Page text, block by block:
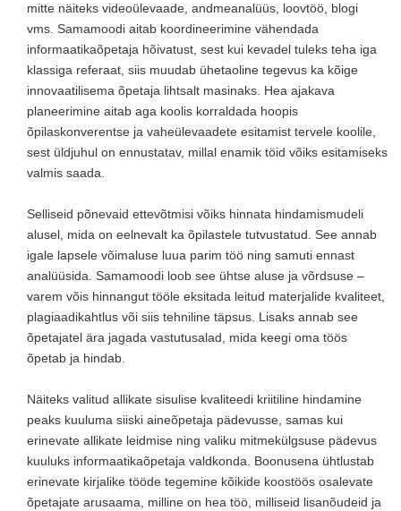
mitte näiteks videoülevaade, andmeanalüüs, loovtöö, blogi
vms. Samamoodi aitab koordineerimine vähendada
informaatikaõpetaja hõivatust, sest kui kevadel tuleks teha iga
klassiga referaat, siis muudab ühetaoline tegevus ka kõige
innovaatilisema õpetaja lihtsalt masinaks. Hea ajakava
planeerimine aitab aga koolis korraldada hoopis
õpilaskonverentse ja vaheülevaadete esitamist tervele koolile,
sest üldjuhul on ennustatav, millal enamik töid võiks esitamiseks
valmis saada.
Selliseid põnevaid ettevõtmisi võiks hinnata hindamismudeli
alusel, mida on eelnevalt ka õpilastele tutvustatud. See annab
igale lapsele võimaluse luua parim töö ning samuti ennast
analüüsida. Samamoodi loob see ühtse aluse ja võrdsuse –
varem võis hinnangut tööle eksitada leitud materjalide kvaliteet,
plagiaadikahtlus või siis tehniline täpsus. Lisaks annab see
õpetajatel ära jagada vastutusalad, mida keegi oma töös
õpetab ja hindab.
Näiteks valitud allikate sisulise kvaliteedi kriitiline hindamine
peaks kuuluma siiski aineõpetaja pädevusse, samas kui
erinevate allikate leidmise ning valiku mitmekülgsuse pädevus
kuuluks informaatikaõpetaja valdkonda. Boonusena ühtlustab
erinevate kirjalike tööde tegemine kõikide koostöös osalevate
õpetajate arusaama, milline on hea töö, milliseid lisanõudeid ja